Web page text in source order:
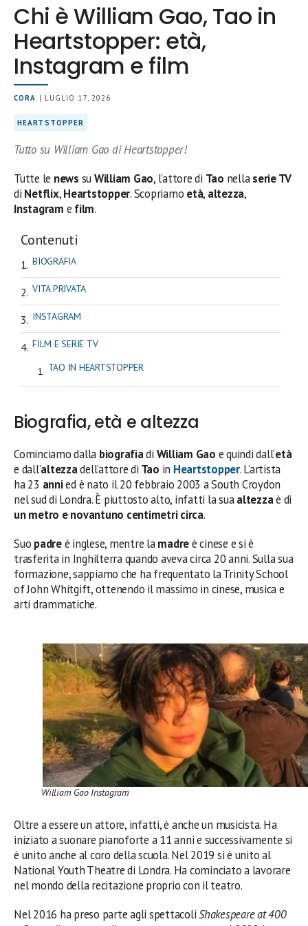
Chi è William Gao, Tao in
Heartstopper: età,
Instagram e film
CORA | LUGLIO 17, 2026
HEARTSTOPPER
Tutto su William Gao di Heartstopper!
Tutte le news suWilliam Gao, l’attore di Tao nellaserie TV
di Netflix,Heartstopper. Scopriamo età, altezza,
Instagram e film.
Contenuti
BIOGRAFIA
VITA PRIVATA
INSTAGRAM
FILM E SERIE TV
TAO IN HEARTSTOPPER
Biografia, età e altezza
Cominciamo dalla biografiadi William Gao e quindi dall’età
e dall’altezzadell’attore di Tao in Heartstopper. L’artista
ha 23 annied è nato il 20 febbraio 2003 a South Croydon
nel sud di Londra. È piuttosto alto, infatti la suaaltezzaè di
un metro e novantuno centimetri circa.
Suo padreè inglese, mentre lamadreè cinese e si è
trasferita in Inghilterra quando aveva circa 20 anni. Sulla sua
formazione, sappiamo che ha frequentato la Trinity School
of John Whitgift, ottenendo il massimo in cinese, musica e
arti drammatiche.
William Gao Instagram
Oltre a essere un attore, infatti, è anche un musicista. Ha
iniziato a suonare pianoforte a 11 anni e successivamente si
è unito anche al coro della scuola. Nel 2019 si è unito al
National Youth Theatre di Londra. Ha cominciato a lavorare
nel mondo della recitazione proprio con il teatro.
Nel 2016 ha preso parte agli spettacoliShakespeare at 400